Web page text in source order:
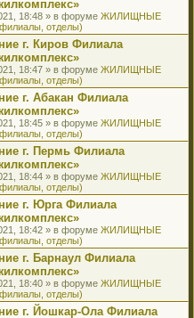
18:48 » в форуме ЖИЛИЩНЫЕ
отделы)
г. Киров Филиала
18:47 » в форуме ЖИЛИЩНЫЕ
отделы)
г. Абакан Филиала
18:45 » в форуме ЖИЛИЩНЫЕ
отделы)
г. Пермь Филиала
18:44 » в форуме ЖИЛИЩНЫЕ
отделы)
г. Юрга Филиала
18:42 » в форуме ЖИЛИЩНЫЕ
отделы)
г. Барнаул Филиала
18:40 » в форуме ЖИЛИЩНЫЕ
отделы)
г. Йошкар-Ола Филиала